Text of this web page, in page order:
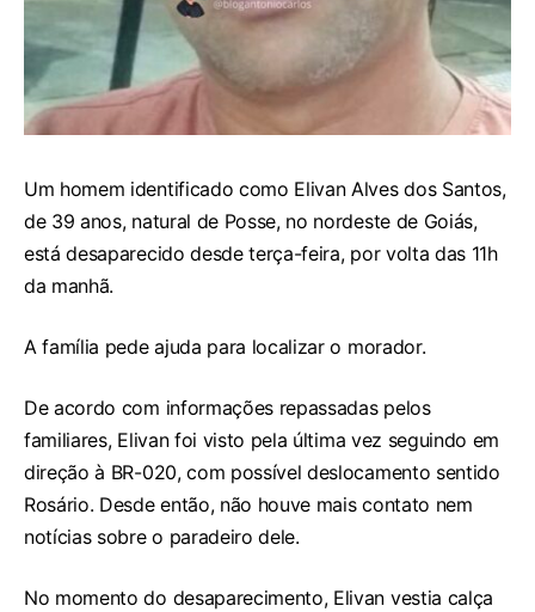
Um homem identificado como Elivan Alves dos Santos,
de 39 anos, natural de Posse, no nordeste de Goiás,
está desaparecido desde terça-feira, por volta das 11h
da manhã.
A família pede ajuda para localizar o morador.
De acordo com informações repassadas pelos
familiares, Elivan foi visto pela última vez seguindo em
direção à BR-020, com possível deslocamento sentido
Rosário. Desde então, não houve mais contato nem
notícias sobre o paradeiro dele.
No momento do desaparecimento, Elivan vestia calça